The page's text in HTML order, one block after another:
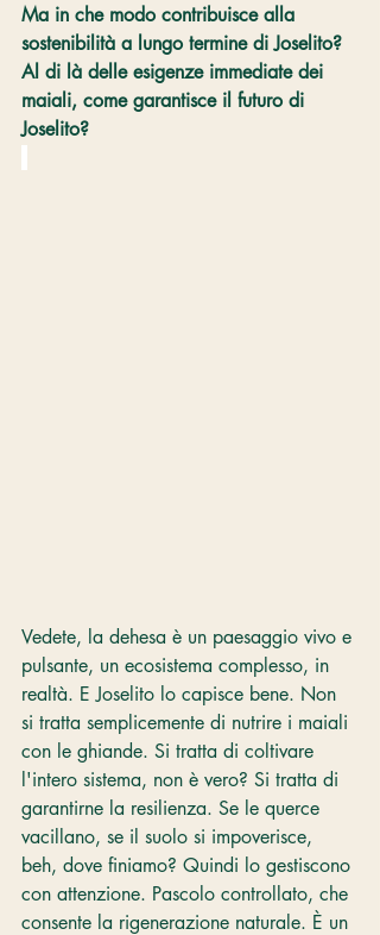
Ma in che modo contribuisce alla
sostenibilità a lungo termine di Joselito?
Al di là delle esigenze immediate dei
maiali, come garantisce il futuro di
Joselito?
Vedete, la dehesa è un paesaggio vivo e
pulsante, un ecosistema complesso, in
realtà. E Joselito lo capisce bene. Non
si tratta semplicemente di nutrire i maiali
con le ghiande. Si tratta di coltivare
l'intero sistema, non è vero? Si tratta di
garantirne la resilienza. Se le querce
vacillano, se il suolo si impoverisce,
beh, dove finiamo? Quindi lo gestiscono
con attenzione. Pascolo controllato, che
consente la rigenerazione naturale. È un